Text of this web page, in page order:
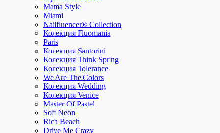
Mama Style
Miami
Nailfluencer® Collection
Колекция Fluomania
Paris
Колекция Santorini
Колекция Think Spring
Колекция Tolerance
We Are The Colors
Колекция Wedding
Колекция Venice
Master Of Pastel
Soft Neon
Rich Beach
Drive Me Crazy